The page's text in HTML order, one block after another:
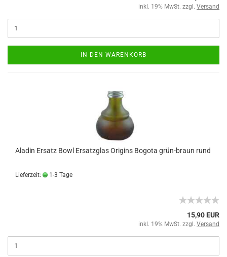
inkl. 19% MwSt. zzgl. Versand
IN DEN WARENKORB
Aladin Ersatz Bowl Ersatzglas Origins Bogota grün-braun rund
Lieferzeit: 1-3 Tage
15,90 EUR
inkl. 19% MwSt. zzgl. Versand